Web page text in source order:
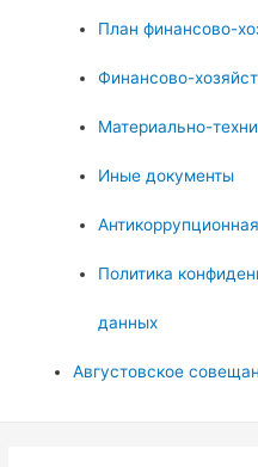
План финансово-
Финансово-
Материально-
Иные документы
Политика
данных
Августовское